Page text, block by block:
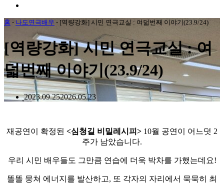
홈 - 나도연극배우 - [역량강화] 시민 연극교실 : 여덟번째 이야기(23.9/24)
[역량강화] 시민 연극교실 : 여
덟번째 이야기(23.9/24)
2023.09.252026.05.23
재공연이 확정된 <심청길 비밀레시피> 10월 공연이 어느덧 2
주가 남았습니다.
우리 시민 배우들도 그만큼 연습에 더욱 박차를 가했는데요!
​똘똘 뭉쳐 에너지를 발산하고, 또 각자의 자리에서 묵묵히 최